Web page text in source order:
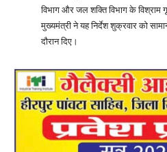
विभाग और जल शक्ति विभाग के
मुख्यमंत्री ने यह निर्देश शुक्रवार को
दौरान दिए।